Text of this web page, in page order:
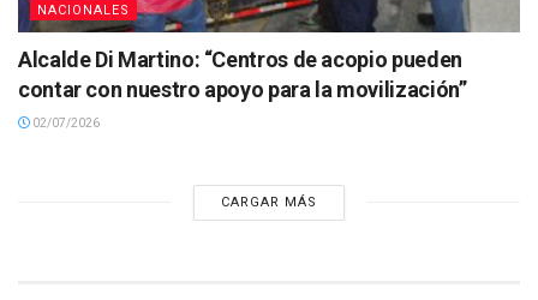
NACIONALES
Alcalde Di Martino: “Centros de acopio pueden
contar con nuestro apoyo para la movilización”
02/07/2026
CARGAR MÁS